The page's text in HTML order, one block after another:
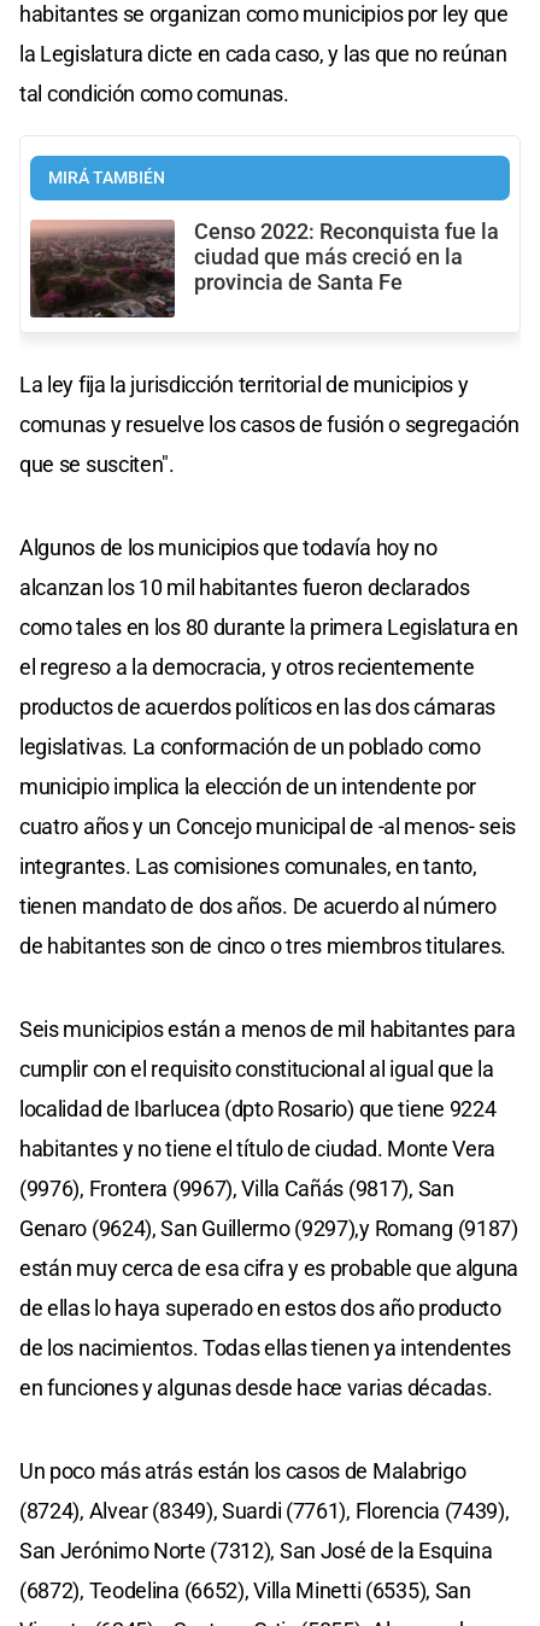
habitantes se organizan como municipios por ley que
la Legislatura dicte en cada caso, y las que no reúnan
tal condición como comunas.
MIRÁ TAMBIÉN
Censo 2022: Reconquista fue la
ciudad que más creció en la
provincia de Santa Fe
La ley fija la jurisdicción territorial de municipios y
comunas y resuelve los casos de fusión o segregación
que se susciten".
Algunos de los municipios que todavía hoy no
alcanzan los 10 mil habitantes fueron declarados
como tales en los 80 durante la primera Legislatura en
el regreso a la democracia, y otros recientemente
productos de acuerdos políticos en las dos cámaras
legislativas. La conformación de un poblado como
municipio implica la elección de un intendente por
cuatro años y un Concejo municipal de -al menos- seis
integrantes. Las comisiones comunales, en tanto,
tienen mandato de dos años. De acuerdo al número
de habitantes son de cinco o tres miembros titulares.
Seis municipios están a menos de mil habitantes para
cumplir con el requisito constitucional al igual que la
localidad de Ibarlucea (dpto Rosario) que tiene 9224
habitantes y no tiene el título de ciudad. Monte Vera
(9976), Frontera (9967), Villa Cañás (9817), San
Genaro (9624), San Guillermo (9297),y Romang (9187)
están muy cerca de esa cifra y es probable que alguna
de ellas lo haya superado en estos dos año producto
de los nacimientos. Todas ellas tienen ya intendentes
en funciones y algunas desde hace varias décadas.
Un poco más atrás están los casos de Malabrigo
(8724), Alvear (8349), Suardi (7761), Florencia (7439),
San Jerónimo Norte (7312), San José de la Esquina
(6872), Teodelina (6652), Villa Minetti (6535), San